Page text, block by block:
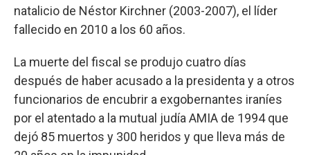
natalicio de Néstor Kirchner (2003-2007), el líder
fallecido en 2010 a los 60 años.
La muerte del fiscal se produjo cuatro días
después de haber acusado a la presidenta y a otros
funcionarios de encubrir a exgobernantes iraníes
por el atentado a la mutual judía AMIA de 1994 que
dejó 85 muertos y 300 heridos y que lleva más de